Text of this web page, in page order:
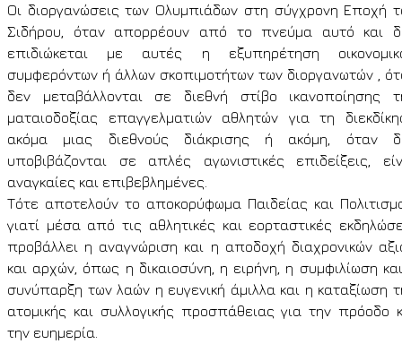
Οι διοργανώσεις των Ολυμπιάδων στη σύγχρονη Εποχή
Σιδήρου, όταν απορρέουν από το πνεύμα αυτό και
επιδιώκεται με αυτές η εξυπηρέτηση
συμφερόντων ή άλλων σκοπιμοτήτων των διοργανωτών ,
δεν μεταβάλλονται σε διεθνή στίβο ικανοποίησης
ματαιοδοξίας επαγγελματιών αθλητών για τη
ακόμα μιας διεθνούς διάκρισης ή ακόμη, όταν
υποβιβάζονται σε απλές αγωνιστικές επιδείξεις,
αναγκαίες και επιβεβλημένες.
Τότε αποτελούν το αποκορύφωμα Παιδείας και
γιατί μέσα από τις αθλητικές και εορταστικές
προβάλλει η αναγνώριση και η αποδοχή διαχρονικών
και αρχών, όπως η δικαιοσύνη, η ειρήνη, η συμφιλίωση
συνύπαρξη των λαών η ευγενική άμιλλα και η καταξίωση
ατομικής και συλλογικής προσπάθειας για την πρόοδο
την ευημερία.